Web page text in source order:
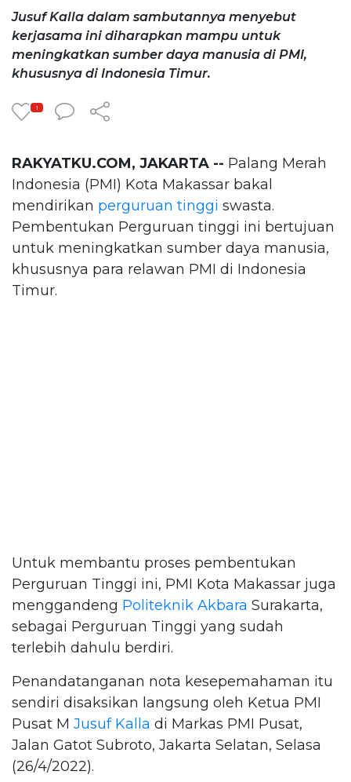
Jusuf Kalla dalam sambutannya menyebut
kerjasama ini diharapkan mampu untuk
meningkatkan sumber daya manusia di PMI,
khususnya di Indonesia Timur.
1
RAKYATKU.COM, JAKARTA -- Palang Merah
Indonesia (PMI) Kota Makassar bakal
mendirikan perguruan tinggi swasta.
Pembentukan Perguruan tinggi ini bertujuan
untuk meningkatkan sumber daya manusia,
khususnya para relawan PMI di Indonesia
Timur.
Untuk membantu proses pembentukan
Perguruan Tinggi ini, PMI Kota Makassar juga
menggandeng Politeknik Akbara Surakarta,
sebagai Perguruan Tinggi yang sudah
terlebih dahulu berdiri.
Penandatanganan nota kesepemahaman itu
sendiri disaksikan langsung oleh Ketua PMI
Pusat M Jusuf Kalla di Markas PMI Pusat,
Jalan Gatot Subroto, Jakarta Selatan, Selasa
(26/4/2022).